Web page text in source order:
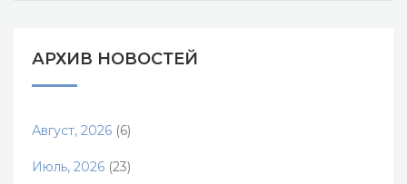
АРХИВ НОВОСТЕЙ
Август, 2026 (6)
Июль, 2026 (23)